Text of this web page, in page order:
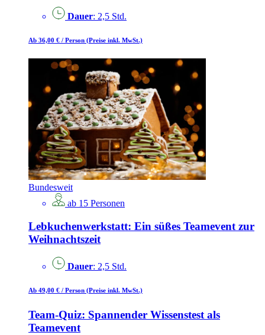
Dauer: 2,5 Std.
Ab 36,00 € / Person (Preise inkl. MwSt.)
Bundesweit
ab 15 Personen
Lebkuchenwerkstatt: Ein süßes Teamevent zur
Weihnachtszeit
Dauer: 2,5 Std.
Ab 49,00 € / Person (Preise inkl. MwSt.)
Team-Quiz: Spannender Wissenstest als
Teamevent